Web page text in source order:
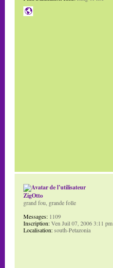
ZigOtto
grand fou, grande folle
Messages: 1109
Inscription:Ven Juil 07, 2006 3:11 pm
Localisation:south-Petazonia